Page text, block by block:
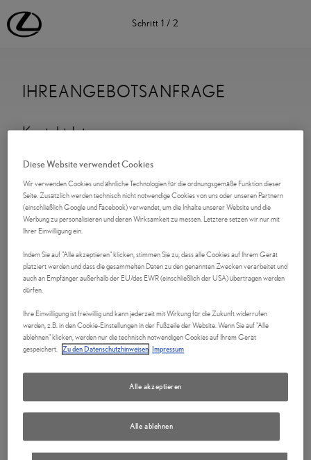
Schritt 1 /2
IHREANGEBOTSANFRAGE
Kontaktdaten
Anrede
Vorname*
Diese Website verwendet Cookies
Wir verwenden Cookies und ähnliche Technologien für die ordnungsgemäße Funktion dieser
Seite. Zusätzlich werden technisch nicht notwendige Cookies von uns oder unseren Partnern
(einschließlich Google und Facebook) verwendet, um die Inhalte unserer Website und die
Werbung zu personalisieren und deren Wirksamkeit zu messen. Letztere setzen wir nur mit
Ihrer Einwilligung ein.
Indem Sie auf "Alle akzeptieren" klicken, stimmen Sie zu, dass alle Cookies auf Ihrem Gerät
platziert werden und dass die gesammelten Daten zu den genannten Zwecken verarbeitet und
auch an Empfänger außerhalb der EU/des EWR (einschließlich der USA) übertragen werden
dürfen.
Ihre Einwilligung ist freiwillig und kann jederzeit mit Wirkung für die Zukunft widerrufen
werden, z.B. in den Cookie-Einstellungen in der Fußzeile der Website. Wenn Sie auf "Alle
ablehnen" klicken, werden nur die technisch notwendigen Cookies auf Ihrem Gerät
gespeichert. Zu den Datenschutzhinweisen Impressum
Alle ablehnen
Alle akzeptieren
Lexus Deutschland | Lexus Automobile | Lexus